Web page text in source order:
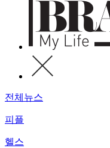
전체뉴스
피플
헬스